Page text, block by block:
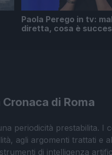
Paola Perego in tv:
diretta, cosa è
Cronaca di Roma
periodicità prestabilita. I
agli argomenti trattati e
di intelligenza